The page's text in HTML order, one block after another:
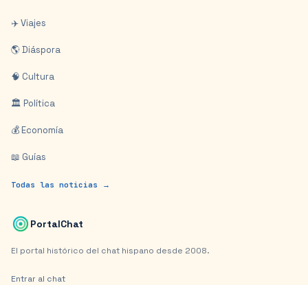
✈️ Viajes
🌎 Diáspora
🧠 Cultura
🏛️ Política
💰 Economía
📖 Guías
Todas las noticias →
PortalChat
El portal histórico del chat hispano desde 2008.
Entrar al chat